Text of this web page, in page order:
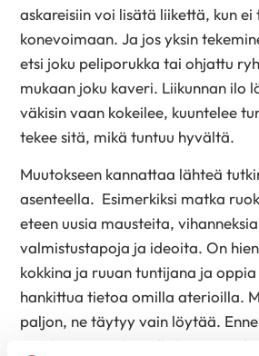
askareisiin voi lisätä liikettä, kun
konevoimaan. Ja jos yksin
etsi joku peliporukka tai ohjattu
mukaan joku kaveri. Liikunnan ilo
väkisin vaan kokeilee, kuuntelee
tekee sitä, mikä tuntuu hyvältä.
Muutokseen kannattaa lähteä
asenteella. Esimerkiksi matka
eteen uusia mausteita,
valmistustapoja ja ideoita. On
kokkina ja ruuan tuntijana ja
hankittua tietoa omilla aterioilla.
paljon, ne täytyy vain löytää.
myöhemmin jokaiselle löytyy